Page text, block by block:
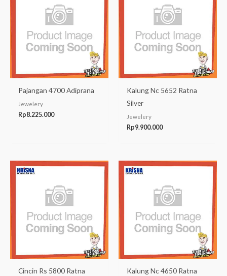
Pajangan 4700 Adiprana
Jewelery
Rp8.225.000
Kalung Nc 5652 Ratna
Silver
Jewelery
Rp9.900.000
Cincin Rs 5800 Ratna
Kalung Nc 4650 Ratna